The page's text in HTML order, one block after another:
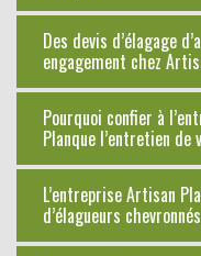
Des devis d’élagage
engagement chez
Pourquoi confier à
Planque l’entretien de
L’entreprise Artisan
d’élagueurs chevronnés